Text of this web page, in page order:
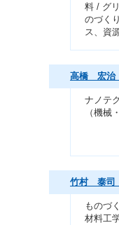
料 / グ
のづく
ス、資
高橋 宏治
ナノテ
（機械
竹村 泰司
ものづ
材料工